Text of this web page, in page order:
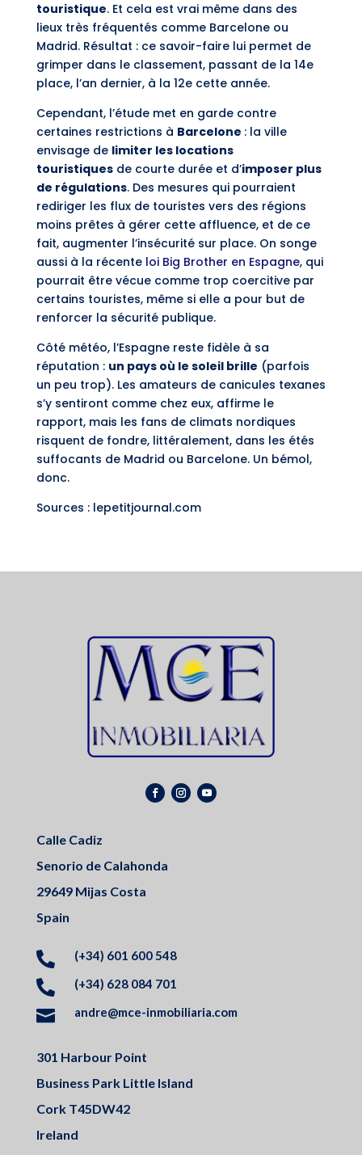
touristique. Et cela est vrai même dans des
lieux très fréquentés comme Barcelone ou
Madrid. Résultat : ce savoir-faire lui permet de
grimper dans le classement, passant de la 14e
place, l’an dernier, à la 12e cette année.
Cependant, l’étude met en garde contre
certaines restrictions à Barcelone : la ville
envisage de limiter les locations
touristiquesde courte durée et d’imposer plus
de régulations. Des mesures qui pourraient
rediriger les flux de touristes vers des régions
moins prêtes à gérer cette affluence, et de ce
fait, augmenter l’insécurité sur place. On songe
aussi à la récente loi Big Brother en Espagne, qui
pourrait être vécue comme trop coercitive par
certains touristes, même si elle a pour but de
renforcer la sécurité publique.
Côté météo, l’Espagne reste fidèle à sa
réputation : un pays où le soleil brille (parfois
un peu trop). Les amateurs de canicules texanes
s’y sentiront comme chez eux, affirme le
rapport, mais les fans de climats nordiques
risquent de fondre, littéralement, dans les étés
suffocants de Madrid ou Barcelone. Un bémol,
donc.
Sources : lepetitjournal.com
Calle Cadiz
Senorio de Calahonda
29649 Mijas Costa
Spain
 (+34) 601 600 548
 (+34) 628 084 701
 andre@mce-inmobiliaria.com
301 Harbour Point
Business Park Little Island
Cork T45DW42
Ireland